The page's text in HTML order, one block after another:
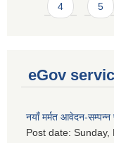
4 5
eGov
नयाँ मर्मत आवेदन-
Post date: Sunday,